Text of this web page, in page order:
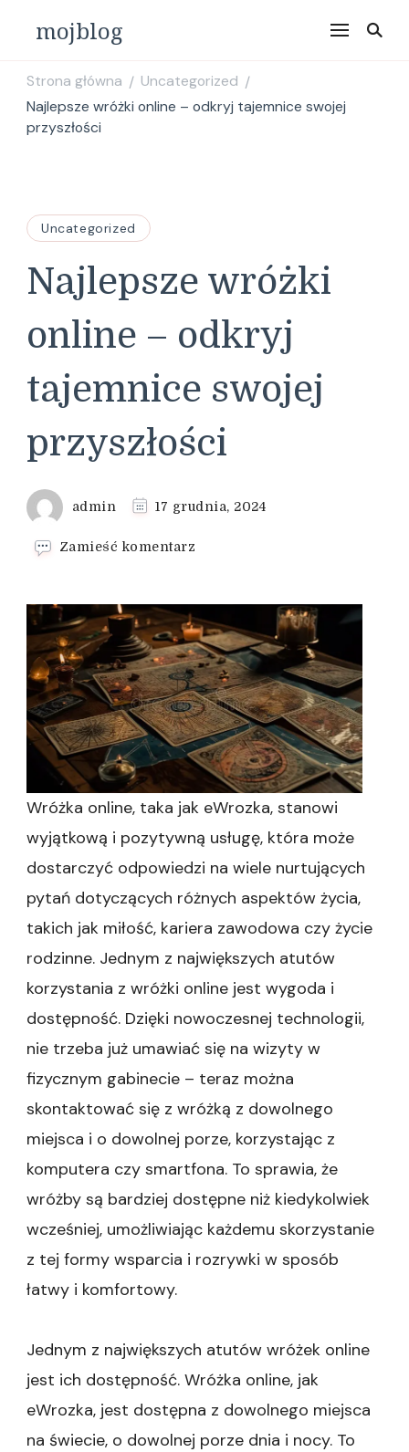
mojblog
Strona główna / Uncategorized /
Najlepsze wróżki online – odkryj tajemnice swojej
przyszłości
Uncategorized
Najlepsze wróżki
online – odkryj
tajemnice swojej
przyszłości
admin 17 grudnia, 2024
Zamieść komentarz
wróżki
online
–
odkryj
tajemnice
swojej
przyszłości
Wróżka online, taka jak eWrozka, stanowi
wyjątkową i pozytywną usługę, która może
dostarczyć odpowiedzi na wiele nurtujących
pytań dotyczących różnych aspektów życia,
takich jak miłość, kariera zawodowa czy życie
rodzinne. Jednym z największych atutów
korzystania z wróżki online jest wygoda i
dostępność. Dzięki nowoczesnej technologii,
nie trzeba już umawiać się na wizyty w
fizycznym gabinecie – teraz można
skontaktować się z wróżką z dowolnego
miejsca i o dowolnej porze, korzystając z
komputera czy smartfona. To sprawia, że
wróżby są bardziej dostępne niż kiedykolwiek
wcześniej, umożliwiając każdemu skorzystanie
z tej formy wsparcia i rozrywki w sposób
łatwy i komfortowy.
Jednym z największych atutów wróżek online
jest ich dostępność. Wróżka online, jak
eWrozka, jest dostępna z dowolnego miejsca
na świecie, o dowolnej porze dnia i nocy. To